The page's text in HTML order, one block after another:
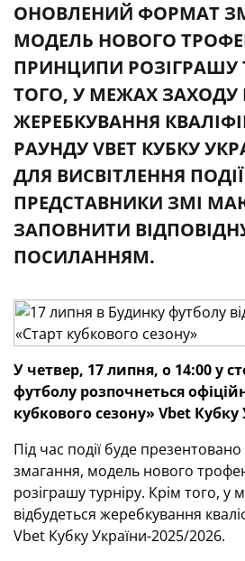
ОНОВЛЕНИЙ ФОРМАТ
МОДЕЛЬ НОВОГО
ПРИНЦИПИ РОЗІГРАШУ
ТОГО, У МЕЖАХ ЗАХОДУ
ЖЕРЕБКУВАННЯ
РАУНДУ VBET КУБКУ
ДЛЯ ВИСВІТЛЕННЯ ПОДІЇ
ПРЕДСТАВНИКИ ЗМІ
ЗАПОВНИТИ
ПОСИЛАННЯМ.
У четвер, 17 липня, о 14:00 у
футболу розпочнеться
кубкового сезону» Vbet Кубку
Під час події буде
змагання, модель нового
розіграшу турніру. Крім того, у
відбудеться жеребкування
Vbet Кубку України-2025/2026.